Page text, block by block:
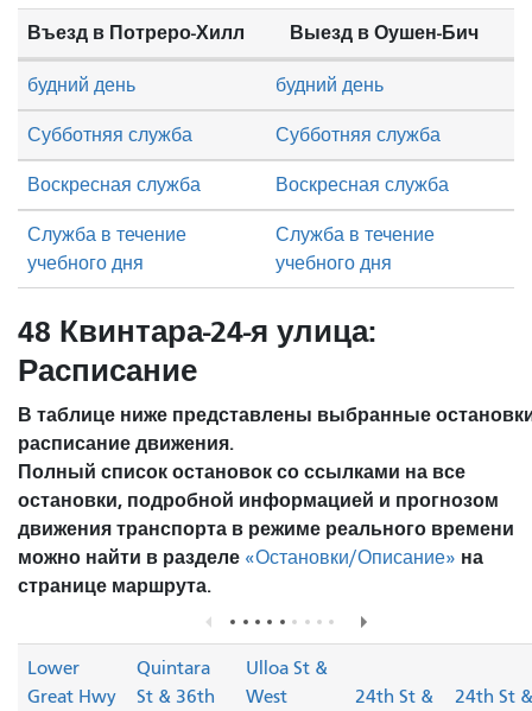
Въезд в Потреро-Хилл Выезд в Оушен-Бич
Субботняя служба Субботняя служба
Воскресная служба Воскресная служба
будний день будний день
Служба в течение
учебного дня
Служба в течение
учебного дня
48 Квинтара-24-я улица:
Расписание
В таблице ниже представлены выбранные
расписание движения.
Полный список остановок со ссылками на все
остановки, подробной информацией и прогнозом
движения транспорта в режиме реального времени
можно найти в разделе «Остановки/Описание» на
странице маршрута.
Lower
Great Hwy
Quintara
St & 36th
Ulloa St &
West
24th St &
24th St &